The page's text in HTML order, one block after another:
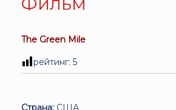
The Green Mile
рейтинг: 5
Страна: США